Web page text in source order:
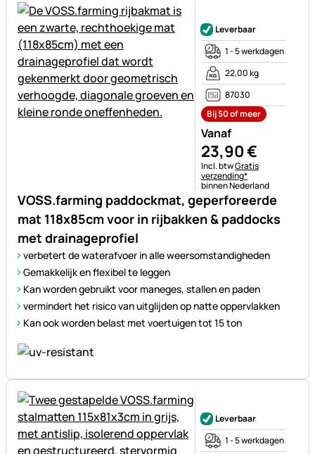
VOSS.farming paddockmat, geperforeerde
mat 118x85cm voor in rijbakken & paddocks
met drainageprofiel
verbetert de waterafvoer in alle weersomstandigheden
Gemakkelijk en flexibel te leggen
Kan worden gebruikt voor maneges, stallen en paden
vermindert het risico van uitglijden op natte oppervlakken
Kan ook worden belast met voertuigen tot 15 ton
Leverbaar
1 - 5 werkdagen
22,00 kg
87030
Bij 50 of meer
Vanaf
23,90€
Belastinginformatie:
Incl. btwGratis
verzending*
binnen Nederland
Leverbaar
1 - 5 werkdagen